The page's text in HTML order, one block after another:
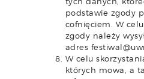
podstawie zgody
cofnięciem. W
zgody należy
adres
W celu
których mowa, a